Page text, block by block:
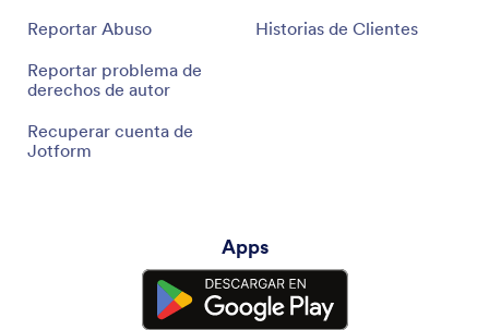
Reportar Abuso
Reportar problema de
derechos de autor
Recuperar cuenta de
Jotform
Historias de Clientes
Apps